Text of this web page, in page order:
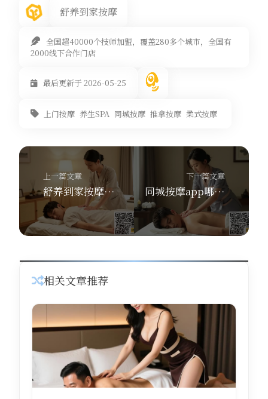
舒养到家按摩
全国超40000个技师加盟，覆盖280多个城市，全国有
2000线下合作门店
最后更新于 2026-05-25
上门按摩 养生SPA 同城按摩 推拿按摩 柔式按摩
上一篇文章
舒养到家按摩揭秘养生SPA的奥秘男士疗愈SPA有哪些私密手法
下一篇文章
同城按摩app哪个好？舒养到家按摩30分钟上门+7大养生功效实测揭秘！
相关文章推荐